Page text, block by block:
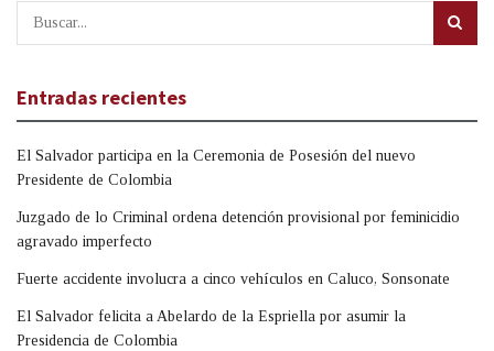
Entradas recientes
El Salvador participa en la Ceremonia de Posesión del nuevo
Presidente de Colombia
Juzgado de lo Criminal ordena detención provisional por feminicidio
agravado imperfecto
Fuerte accidente involucra a cinco vehículos en Caluco, Sonsonate
El Salvador felicita a Abelardo de la Espriella por asumir la
Presidencia de Colombia